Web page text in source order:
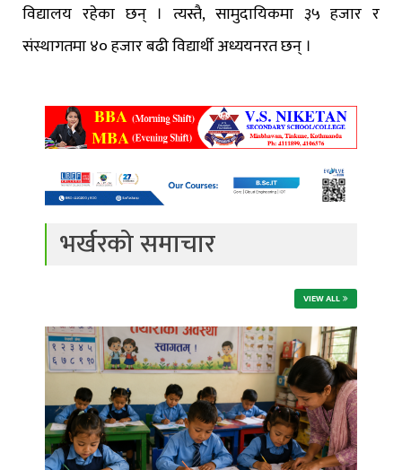
विद्यालय रहेका छन् । त्यस्तै, सामुदायिकमा ३५ हजार र
संस्थागतमा ४० हजार बढी विद्यार्थी अध्ययनरत छन् ।
भर्खरको समाचार
VIEW ALL